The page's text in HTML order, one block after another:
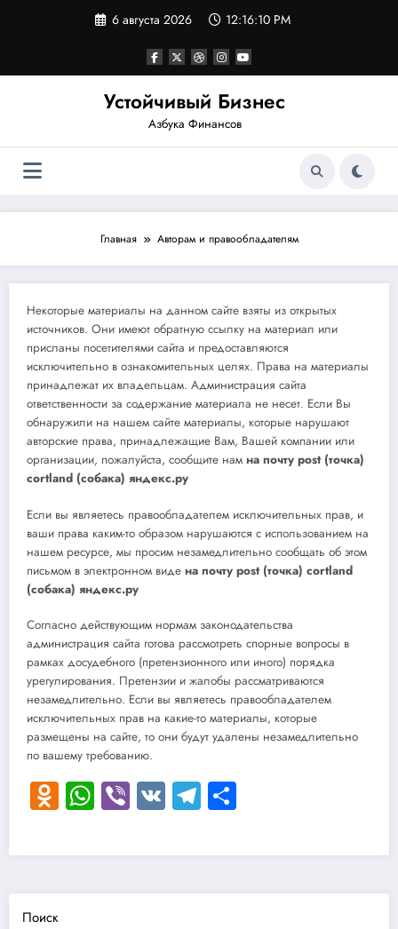
6 августа 2026 12:16:10 PM
Устойчивый Бизнес
Азбука Финансов
Главная Авторам и правообладателям
Некоторые материалы на данном сайте взяты из открытых
источников. Они имеют обратную ссылку на материал или
присланы посетителями сайта и предоставляются
исключительно в ознакомительных целях. Права на материалы
принадлежат их владельцам. Администрация сайта
ответственности за содержание материала не несет. Если Вы
обнаружили на нашем сайте материалы, которые нарушают
авторские права, принадлежащие Вам, Вашей компании или
организации, пожалуйста, сообщите нам на почту post (точка)
cortland (собака) яндекс.ру
Если вы являетесь правообладателем исключительных прав, и
ваши права каким-то образом нарушаются с использованием на
нашем ресурсе, мы просим незамедлительно сообщать об этом
письмом в электронном виде на почту post (точка) cortland
(собака) яндекс.ру
Согласно действующим нормам законодательства
администрация сайта готова рассмотреть спорные вопросы в
рамках досудебного (претензионного или иного) порядка
урегулирования. Претензии и жалобы рассматриваются
незамедлительно. Если вы являетесь правообладателем
исключительных прав на какие-то материалы, которые
размещены на сайте, то они будут удалены незамедлительно
по вашему требованию.
Odnoklassniki
WhatsApp
Viber
VKTelegram
Поиск